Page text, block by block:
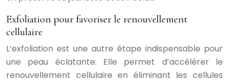
Exfoliation pour favoriser le renouvellement
cellulaire
L’exfoliation est une autre étape indispensable pour
une peau éclatante. Elle permet d’accélérer le
renouvellement cellulaire en éliminant les cellules